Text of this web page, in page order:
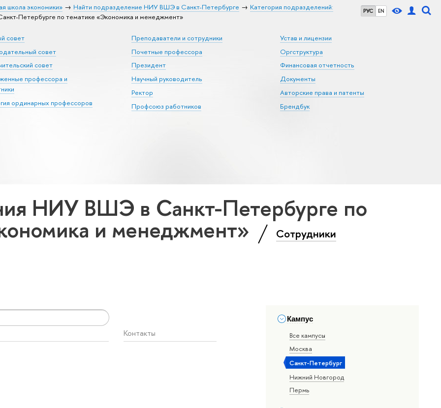
РУС EN
школа экономики» Найти подразделение НИУ ВШЭ в Санкт-Петербурге
Категория подразделений:
Петербурге по тематике «Экономика и менеджмент»
совет
совет
совет
профессора и
ординарных профессоров
Преподаватели и сотрудники
Почетные профессора
Президент
Научный руководитель
Ректор
Профсоюз работников
Устав и лицензии
Оргструктура
Финансовая отчетность
Документы
Авторские права и патенты
Брендбук
НИУ ВШЭ в Санкт-Петербурге по
и менеджмент» Сотрудники
Кампус
Все кампусы
Москва
Санкт-Петербург
Нижний Новгород
Пермь
Контакты